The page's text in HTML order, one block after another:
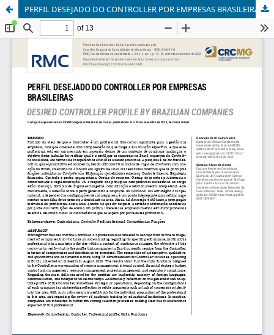
PERFIL DESEJADO DO CONTROLLER POR EMPRESAS BRASILEIRAS